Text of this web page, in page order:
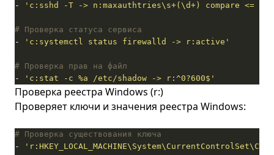
-
'c:sshd -T -> n:maxauthtries\s+(\d+) compare <= 4'
# Проверка статуса сервиса
-
'c:systemctl status firewalld -> r:active'
# Проверка прав на файл
-
'c:stat -c %a /etc/shadow -> r:^0?600$'
Проверка реестра Windows (r:)
Проверяет ключи и значения реестра Windows:
# Проверка существования ключа
-